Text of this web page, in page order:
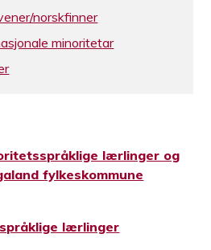
norskfinner
minoritetar
lærlinger og
fylkeskommune
lærlinger